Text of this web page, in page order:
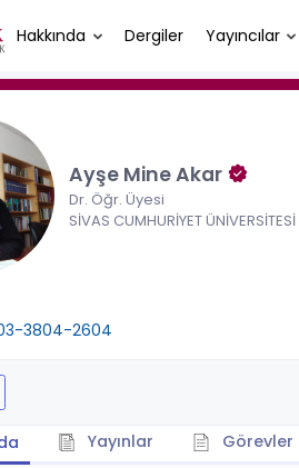
Hakkında Dergiler Yayıncılar
Ayşe Mine Akar
Dr. Öğr. Üyesi
SİVAS CUMHURİYET ÜNİVERSİTESİ
3804-2604
Yayınlar Görevler